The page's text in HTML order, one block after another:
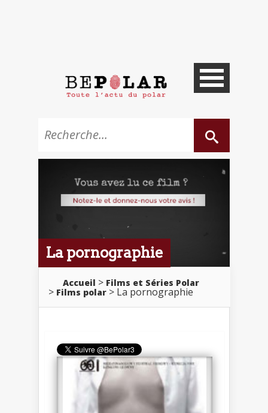
La pornographie
Accueil
Films et Séries Polar
Films polar
La pornographie